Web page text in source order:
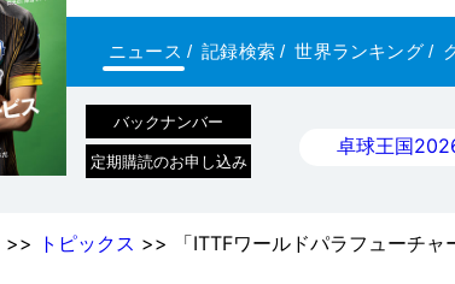
ニュース / 記録検索 / 世界ランキング/
バックナンバー
定期購読のお申し込み
卓球王国
>> トピックス >> 「ITTFワールドパラフューチ